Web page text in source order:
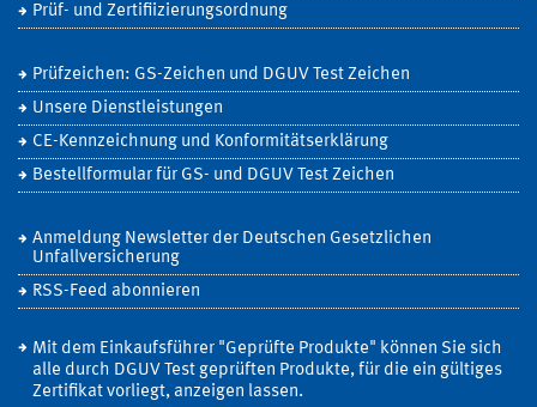
Prüf- und Zertifiizierungsordnung
Prüfzeichen: GS-Zeichen und DGUV Test Zeichen
Unsere Dienstleistungen
CE-Kennzeichnung und Konformitätserklärung
Bestellformular für GS- und DGUV Test Zeichen
Anmeldung Newsletter der Deutschen Gesetzlichen
Unfallversicherung
RSS-Feed abonnieren
Mit dem Einkaufsführer "Geprüfte Produkte" können Sie sich
alle durch DGUV Test geprüften Produkte, für die ein gültiges
Zertifikat vorliegt, anzeigen lassen.